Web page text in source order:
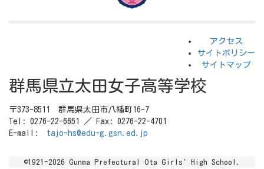
アクセス
サイトポリシー
サイトマップ
群馬県立太田女子高等学校
〒373-8511 群馬県太田市八幡町16-7
Tel: 0276-22-6651 ／ Fax: 0276-22-4701
E-mail: tajo-hs@edu-g.gsn.ed.jp
©1921-2026 Gunma Prefectural Ota Girls' High School.